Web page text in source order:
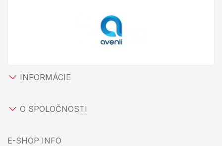
INFORMÁCIE
O SPOLOČNOSTI
E-SHOP INFO